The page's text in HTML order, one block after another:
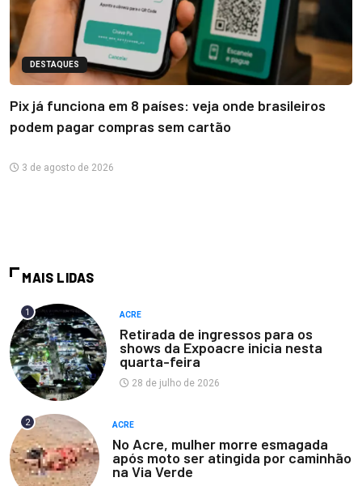
DESTAQUES
Pix já funciona em 8 países: veja onde brasileiros
podem pagar compras sem cartão
3 de agosto de 2026
MAIS LIDAS
1 ACRE
Retirada de ingressos para os
shows da Expoacre inicia nesta
quarta-feira
28 de julho de 2026
2 ACRE
No Acre, mulher morre esmagada
após moto ser atingida por caminhão
na Via Verde